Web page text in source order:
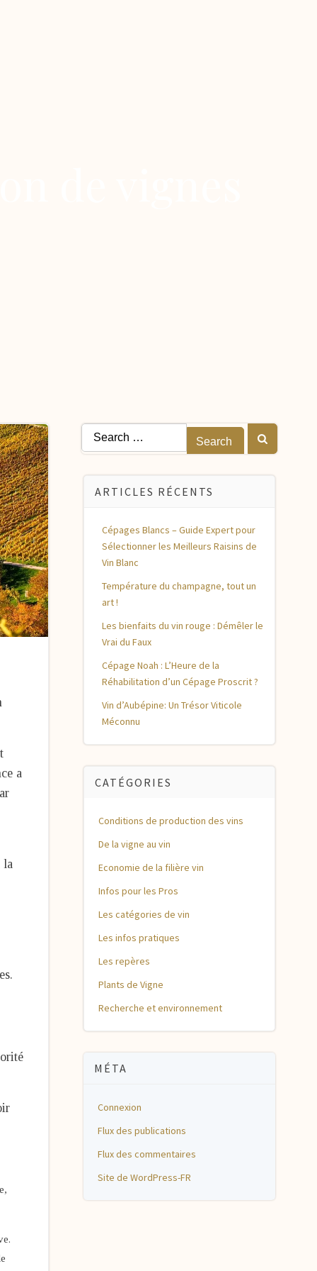
a
la
Search
for:
ARTICLES RÉCENTS
Cépages Blancs – Guide Expert pour
Sélectionner les Meilleurs Raisins de
Vin Blanc
Température du champagne, tout un
art !
Les bienfaits du vin rouge : Démêler le
Vrai du Faux
Cépage Noah : L’Heure de la
Réhabilitation d’un Cépage Proscrit ?
Vin d’Aubépine: Un Trésor Viticole
Méconnu
CATÉGORIES
Conditions de production des vins
De la vigne au vin
Economie de la filière vin
Infos pour les Pros
Les catégories de vin
Les infos pratiques
Les repères
Plants de Vigne
Recherche et environnement
MÉTA
Connexion
Flux des publications
Flux des commentaires
Site de WordPress-FR